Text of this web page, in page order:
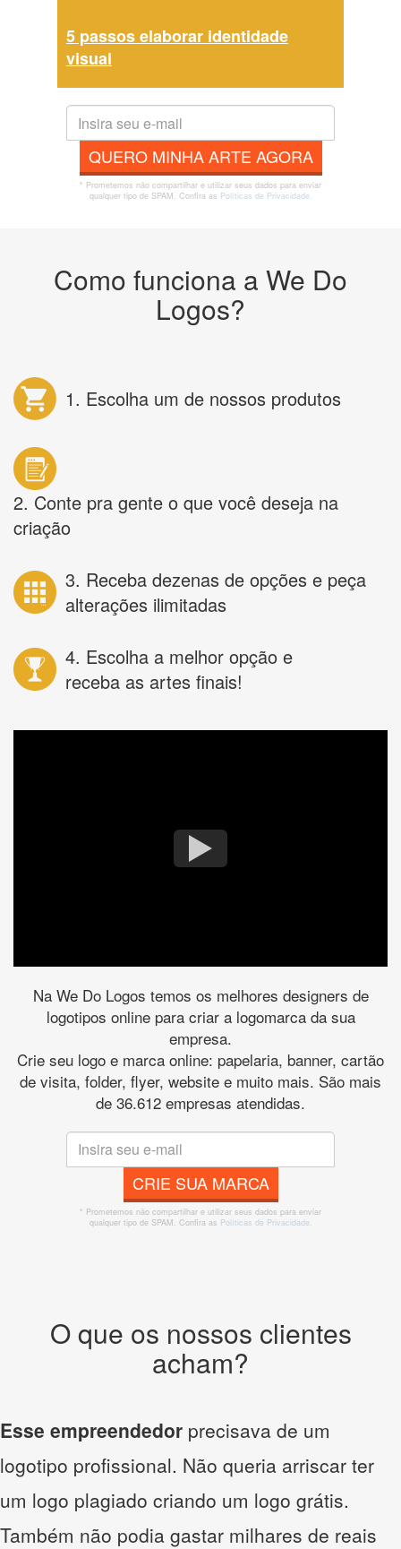
5 passos elaborar identidade
visual
QUERO MINHA ARTE AGORA
* Prometemos não compartilhar e utilizar seus dados para enviar
qualquer tipo de SPAM. Confira as Políticas de Privacidade.
Como funciona a We Do
Logos?
1. Escolha um de nossos produtos
2. Conte pra gente o que você deseja na
criação
3. Receba dezenas de opções e peça
alterações ilimitadas
4. Escolha a melhor opção e
receba as artes finais!
Na We Do Logos temos os melhores designers de
logotipos online para criar a logomarca da sua
empresa.
Crie seu logo e marca online: papelaria, banner, cartão
de visita, folder, flyer, website e muito mais. São mais
de 36.612 empresas atendidas.
CRIE SUA MARCA
* Prometemos não compartilhar e utilizar seus dados para enviar
qualquer tipo de SPAM. Confira as Políticas de Privacidade.
O que os nossos clientes
acham?
Esse empreendedor precisava de um
logotipo profissional. Não queria arriscar ter
um logo plagiado criando um logo grátis.
Também não podia gastar milhares de reais